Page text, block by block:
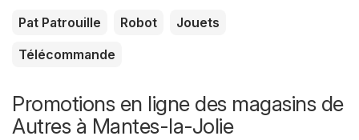
Pat Patrouille Robot
Jouets
Télécommande
Promotions en ligne des magasins de
Autres à Mantes-la-Jolie